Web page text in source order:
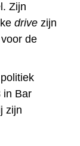
Zijn
drive zijn
de
in Bar
zijn